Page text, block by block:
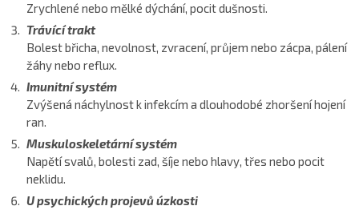
Zrychlené nebo mělké dýchání, pocit dušnosti.
Trávící trakt
Bolest břicha, nevolnost, zvracení, průjem nebo zácpa, pálení
žáhy nebo reflux.
Imunitní systém
Zvýšená náchylnost k infekcím a dlouhodobé zhoršení hojení
ran.
Muskuloskeletární systém
Napětí svalů, bolesti zad, šíje nebo hlavy, třes nebo pocit
neklidu.
U psychických projevů úzkosti